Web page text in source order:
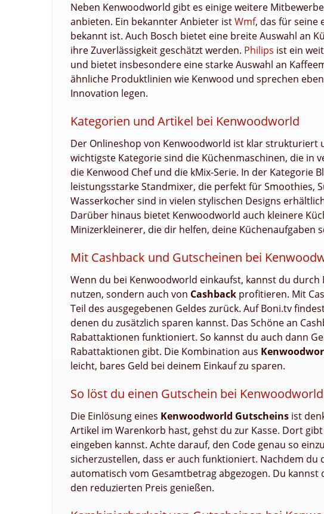
Neben Kenwoodworld gibt es einige weitere
anbieten. Ein bekannter Anbieter istWmf, das für seine
bekannt ist. Auch Bosch bietet eine breite Auswahl an
ihre Zuverlässigkeit geschätzt werden. Philips ist ein
und bietet insbesondere eine starke Auswahl an
ähnliche Produktlinien wie Kenwood und sprechen
Innovation legen.
Kategorien und Artikel bei Kenwoodworld
Der Onlineshop von Kenwoodworld ist klar
wichtigste Kategorie sind die Küchenmaschinen, die in
die Kenwood Chef und die kMix-Serie. In der Kategorie
leistungsstarke Standmixer, die perfekt für Smoothies,
Wasserkocher sind in vielen stylischen Designs
Darüber hinaus bietet Kenwoodworld auch kleinere
Minizerkleinerer, die dir helfen, deine Küchenaufgaben
Mit Cashback und Gutscheinen bei
Wenn du bei Kenwoodworld einkaufst, kannst du
nutzen, sondern auch von Cashback profitieren. Mit
Teil des ausgegebenen Geldes zurück. Auf Boni.tv
denen du zusätzlich sparen kannst. Das Schöne an
Rabattaktionen funktioniert. So kannst du auch dann
Rabattaktionen gibt. Die Kombination aus
leicht, bares Geld bei deinem Einkauf zu sparen.
So löst du einen Gutschein bei
Die Einlösung eines Kenwoodworld Gutscheins ist
Artikel im Warenkorb hast, gehst du zur Kasse. Dort
eingeben kannst. Achte darauf, den Code genau so
sicherzustellen, dass er auch funktioniert. Nachdem du
automatisch vom Gesamtbetrag abgezogen. Du
den reduzierten Preis genießen.